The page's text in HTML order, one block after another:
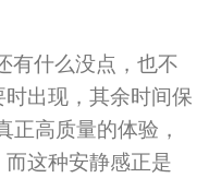
有什么没点，也不
出现，其余时间保
正高质量的体验，
这种安静感正是